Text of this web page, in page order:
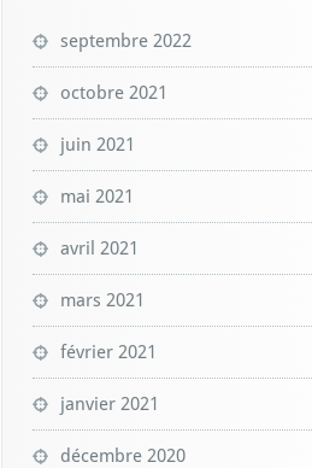
septembre 2022
octobre 2021
juin 2021
mai 2021
avril 2021
mars 2021
février 2021
janvier 2021
décembre 2020